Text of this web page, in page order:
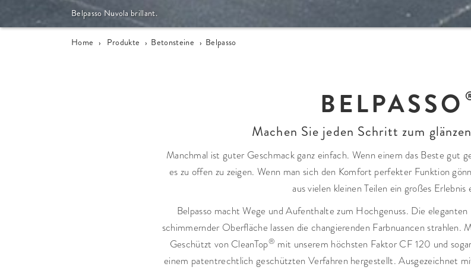
Belpasso Nuvola brillant.
Home › Produkte › Betonsteine › Belpasso
BELPASSO
Machen Sie jeden Schritt zum
Manchmal ist guter Geschmack ganz einfach. Wenn einem das Beste gut
es zu offen zu zeigen. Wenn man sich den Komfort perfekter Funktion
aus vielen kleinen Teilen ein großes
Belpasso macht Wege und Aufenthalte zum Hochgenuss. Die
schimmernder Oberfläche lassen die changierenden Farbnuancen strahlen.
Geschützt von CleanTop® mit unserem höchsten Faktor CF 120 und
einem patentrechtlich geschützten Verfahren hergestellt. Ausgezeichnet